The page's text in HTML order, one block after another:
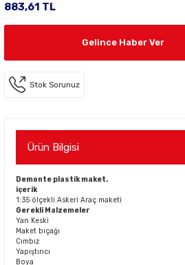
883,61 TL
Gelince Haber Ver
Stok Sorunuz
Ürün Bilgisi
Demonte plastik maket.
içerik
1:35 ölçekli Askeri Araç maketi
Gerekli Malzemeler
Yan Keski
Maket bıçağı
Cımbız
Yapıştırıcı
Boya